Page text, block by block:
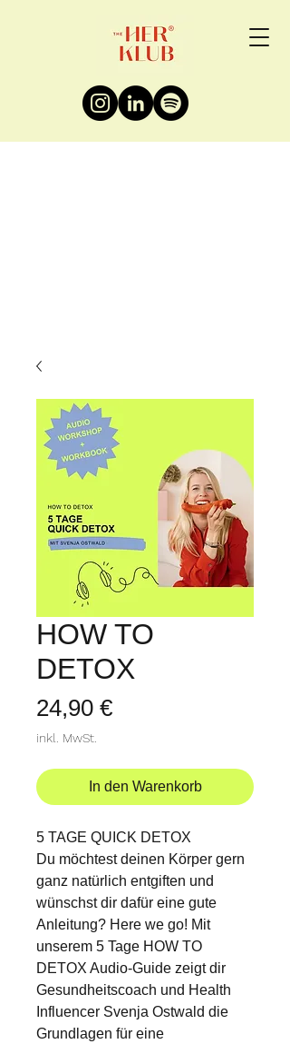
HOW TO
DETOX
24,90 €Preis
inkl. MwSt.
In den Warenkorb
5 TAGE QUICK DETOX
Du möchtest deinen Körper gern
ganz natürlich entgiften und
wünschst dir dafür eine gute
Anleitung? Here we go! Mit
unserem 5 Tage HOW TO
DETOX Audio-Guide zeigt dir
Gesundheitscoach und Health
Influencer Svenja Ostwald die
Grundlagen für eine